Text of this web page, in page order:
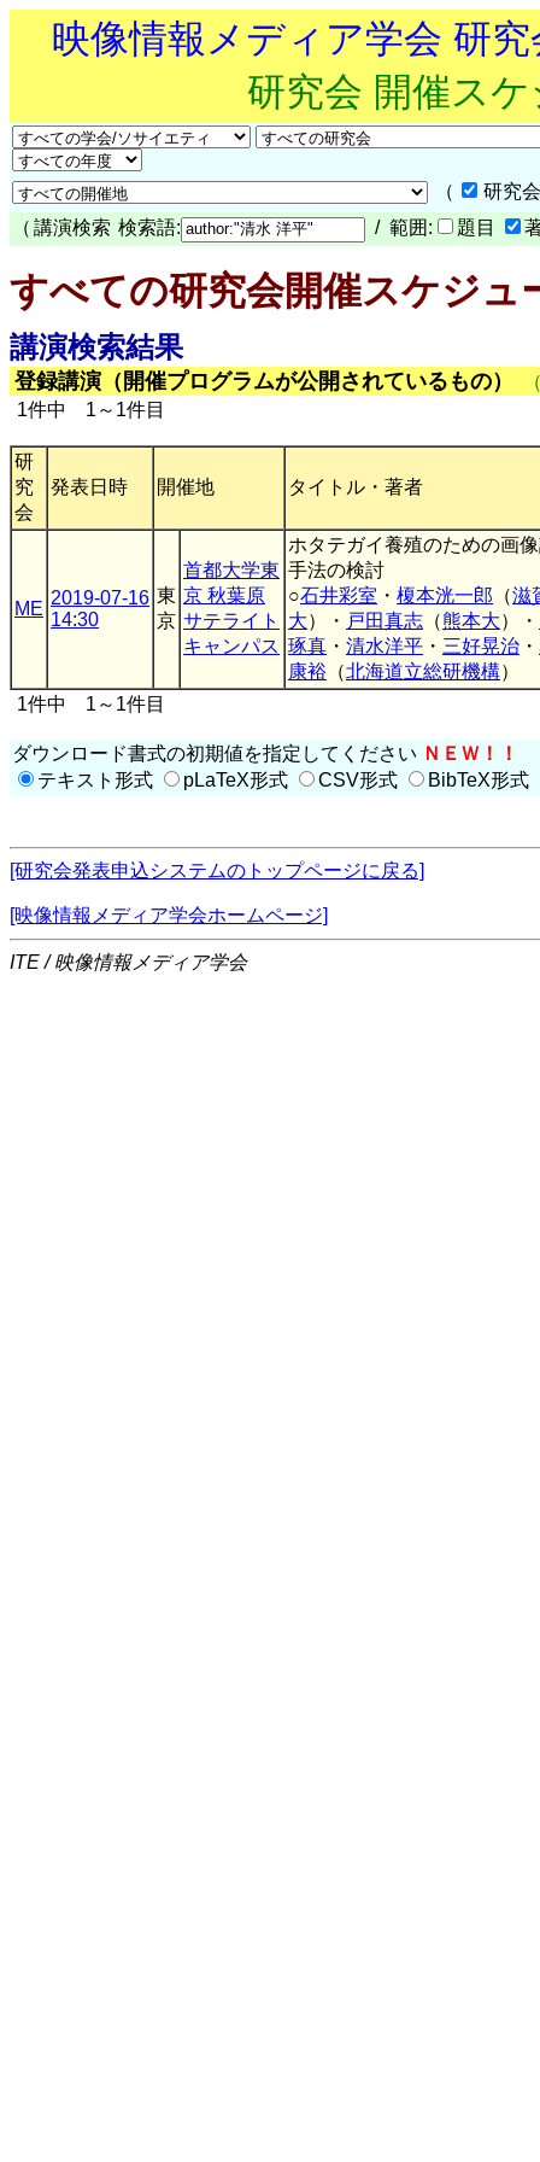
映像情報メディア学会 研
研究会 開催ス
（
研究
（ 講演検索 検索語: / 範囲: 題目
すべての研究会開催スケジュ
講演検索結果
登録講演（開催プログラムが公開されているもの）
1件中 1～1件目
研
究
会
発表日時 開催地 タイトル・著者
ME
2019-07-16
14:30
東
京
首都大学東
京 秋葉原
サテライト
キャンパス
ホタテガイ養殖のための画
手法の検討
○石井彩室 ・ 榎本洸一郎 （滋
大）・ 戸田真志 （熊本大）・
琢真 ・ 清水洋平 ・ 三好晃治 ・
康裕 （北海道立総研機構）
1件中 1～1件目
ダウンロード書式の初期値を指定してください ＮＥＷ！！
テキスト形式
pLaTeX形式 CSV形式 BibTeX形式
[研究会発表申込システムのトップページに戻る]
[映像情報メディア学会ホームページ]
ITE / 映像情報メディア学会